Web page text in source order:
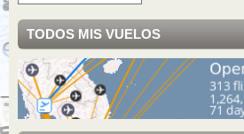
TODOS MIS VUELOS